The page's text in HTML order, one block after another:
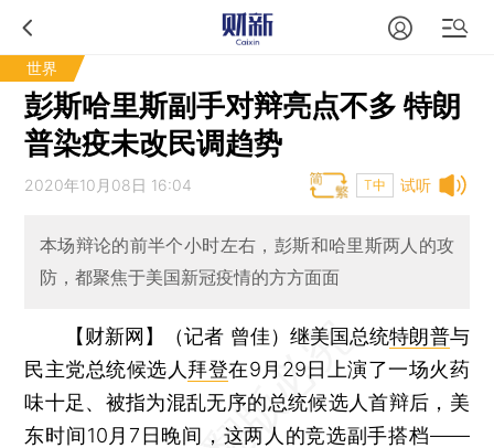
世界
彭斯哈里斯副手对辩亮点不多 特朗
普染疫未改民调趋势
试听
2020年10月08日 16:04 T中
本场辩论的前半个小时左右，彭斯和哈里斯两人的攻
防，都聚焦于美国新冠疫情的方方面面
【财新网】（记者 曾佳） 继美国总统特朗普与
民主党总统候选人 拜登在9月29日上演了一场火药
味十足、被指为混乱无序的总统候选人首辩后，美
东时间10月7日晚间，这两人的竞选副手搭档——